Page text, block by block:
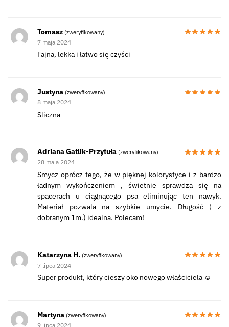
Tomasz (zweryfikowany)
7 maja 2024
Fajna, lekka i łatwo się czyści
Justyna (zweryfikowany)
8 maja 2024
Sliczna
Adriana Gatlik-Przytuła (zweryfikowany)
28 maja 2024
Smycz oprócz tego, że w pięknej kolorystyce i z bardzo
ładnym wykończeniem , świetnie sprawdza się na
spacerach u ciągnącego psa eliminując ten nawyk.
Materiał pozwala na szybkie umycie. Długość ( z
dobranym 1m.) idealna. Polecam!
Katarzyna H. (zweryfikowany)
7 lipca 2024
Super produkt, który cieszy oko nowego właściciela ☺️
Martyna (zweryfikowany)
9 lipca 2024